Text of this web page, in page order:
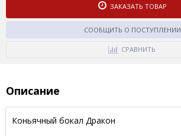
ЗАКАЗАТЬ ТОВАР
СООБЩИТЬ О ПОСТУПЛЕНИИ
СРАВНИТЬ
Описание
Коньячный бокал Дракон